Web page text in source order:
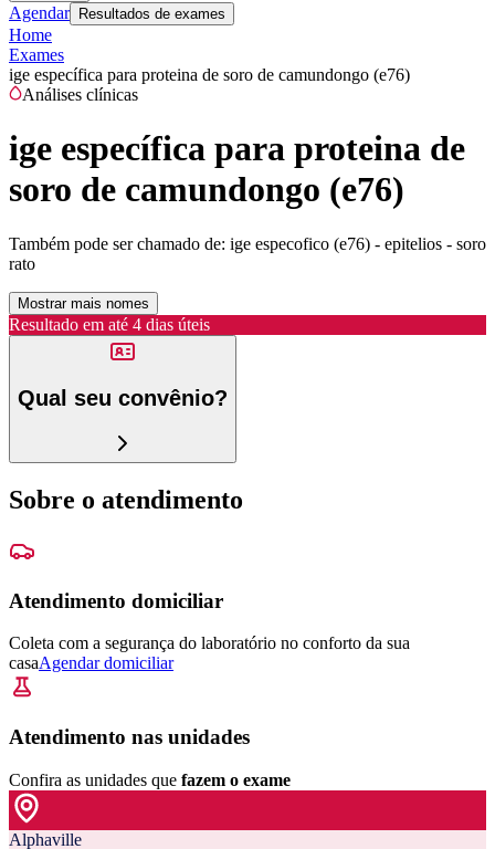
Agendar Resultados de exames
Home
Exames
ige específica para proteina de soro de camundongo (e76)
Análises clínicas
ige específica para proteina de
soro de camundongo (e76)
Também pode ser chamado de: ige especofico (e76) - epitelios - soro
rato
Mostrar mais nomes
Resultado em até 4 dias úteis
Qual seu convênio?
Sobre o atendimento
Atendimento domiciliar
Coleta com a segurança do laboratório no conforto da sua
casaAgendar domiciliar
Atendimento nas unidades
Confira as unidades que fazem o exame
Alphaville